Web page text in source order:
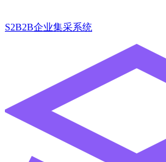
S2B2B企业集采系统